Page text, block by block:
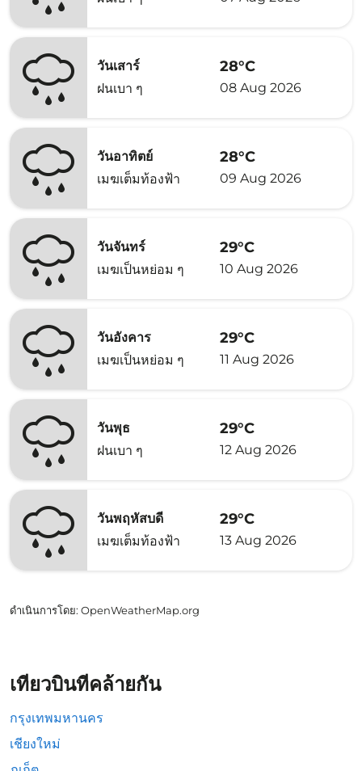
วันเสาร์
ฝนเบา ๆ
28°C
08 Aug 2026
วันอาทิตย์
เมฆเต็มท้องฟ้า
28°C
09 Aug 2026
วันจันทร์
เมฆเป็นหย่อม ๆ
29°C
10 Aug 2026
วันอังคาร
เมฆเป็นหย่อม ๆ
29°C
11 Aug 2026
วันพุธ
ฝนเบา ๆ
29°C
12 Aug 2026
วันพฤหัสบดี
เมฆเต็มท้องฟ้า
29°C
13 Aug 2026
ดำเนินการโดย: OpenWeatherMap.org
เที่ยวบินที่คล้ายกัน
กรุงเทพมหานคร
เชียงใหม่